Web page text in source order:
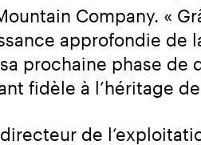
Company. «
approfondie de
prochaine phase de
fidèle à l’héritage
de